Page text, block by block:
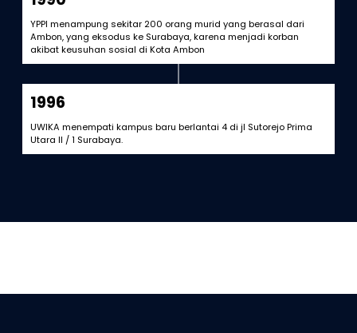
YPPI menampung sekitar 200 orang murid yang berasal dari
Ambon, yang eksodus ke Surabaya, karena menjadi korban
akibat keusuhan sosial di Kota Ambon
1996
UWIKA menempati kampus baru berlantai 4 di jl Sutorejo Prima
Utara II / 1 Surabaya.